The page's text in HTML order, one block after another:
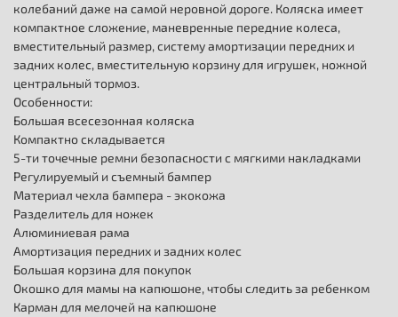
колебаний даже на самой неровной дороге. Коляска имеет
компактное сложение, маневренные передние колеса,
вместительный размер, систему амортизации передних и
задних колес, вместительную корзину для игрушек, ножной
центральный тормоз.
Особенности:
Большая всесезонная коляска
Компактно складывается
5-ти точечные ремни безопасности с мягкими накладками
Регулируемый и съемный бампер
Материал чехла бампера - экокожа
Разделитель для ножек
Алюминиевая рама
Амортизация передних и задних колес
Большая корзина для покупок
Окошко для мамы на капюшоне, чтобы следить за ребенком
Карман для мелочей на капюшоне